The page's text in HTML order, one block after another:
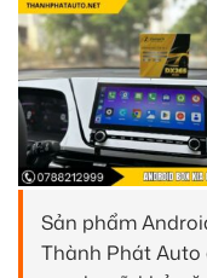
Sản phẩm
Thành Phát